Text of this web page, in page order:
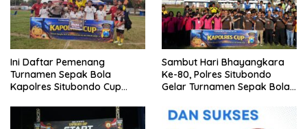
Ini Daftar Pemenang
Turnamen Sepak Bola
Kapolres Situbondo Cup
10 Tahun
Sambut Hari Bhayangkara
Ke-80, Polres Situbondo
Gelar Turnamen Sepak Bola